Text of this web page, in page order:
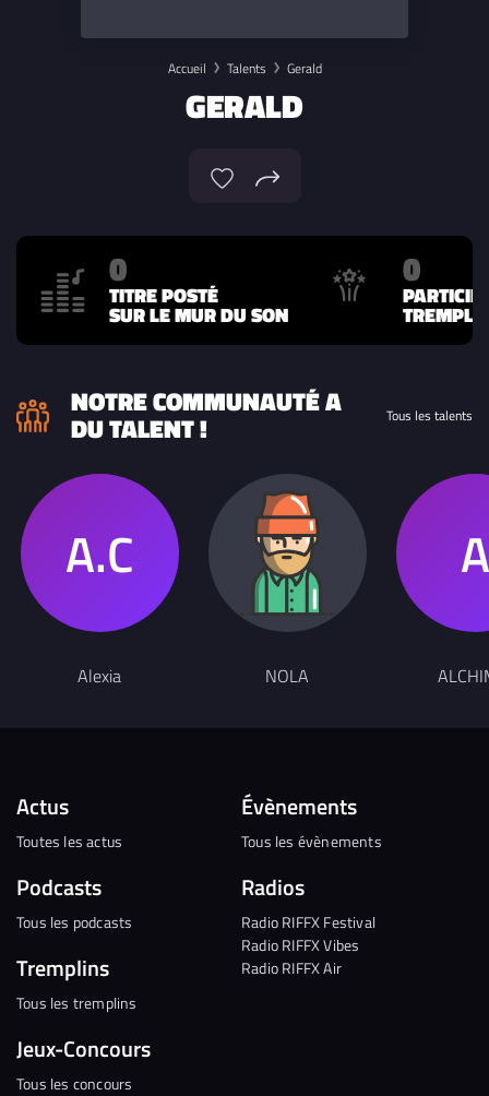
Accueil Talents Gerald
GERALD
0
TITRE POSTÉ
SUR LE MUR DU SON
0
NOTRE COMMUNAUTÉ A
DU TALENT ! Tous les talents
Alexia NOLA
Actus
Toutes les actus
Podcasts
Tous les podcasts
Tremplins
Tous les tremplins
Jeux-Concours
Tous les concours
Évènements
Tous les évènements
Radios
Radio RIFFX Festival
Radio RIFFX Vibes
Radio RIFFX Air